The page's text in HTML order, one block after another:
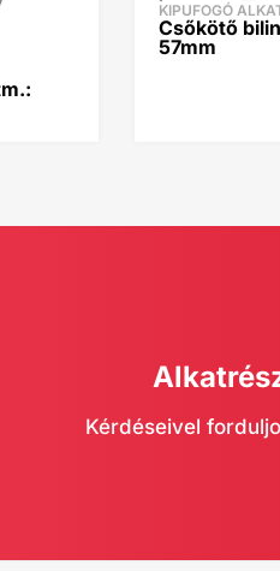
KIPUFOGÓ
Csőkötő
57mm
Kérdéseivel